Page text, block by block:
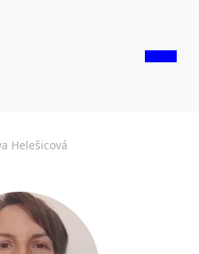
Helešicová